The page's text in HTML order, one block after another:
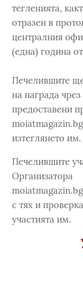
тегленията,
отразен в
централния
(една) година
Печелившите
на награда
предоставени
изтеглянето им.
Печелившите
Организатора
с тях и
участията им.